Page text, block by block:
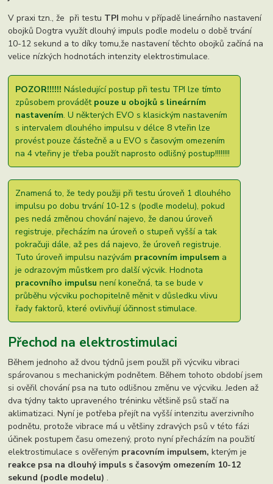
V praxi tzn., že při testu TPImohu v případě lineárního nastavení
obojků Dogtra využít dlouhý impuls podle modelu o době trvání
10-12 sekund a to díky tomu,že nastavení těchto obojků začíná na
velice nízkých hodnotách intenzity elektrostimulace.
POZOR!!!!!!Následující postup při testu TPI lze tímto
způsobem provádět pouze u obojků s lineárním
nastavením. U některých EVO s klasickým nastavením
s intervalem dlouhého impulsu v délce 8 vteřin lze
provést pouze částečně a u EVO s časovým omezením
na 4 vteřiny je třeba použít naprosto odlišný postup!!!!!!!!
Znamená to, že tedy použiji při testu úroveň 1 dlouhého
impulsu po dobu trvání 10-12 s (podle modelu), pokud
pes nedá změnou chování najevo, že danou úroveň
registruje, přecházím na úroveň o stupeň vyšší a tak
pokračuji dále, až pes dá najevo, že úroveň registruje.
Tuto úroveň impulsu nazývám pracovním impulsem a
je odrazovým můstkem pro další výcvik. Hodnota
pracovního impulsu není konečná, ta se bude v
průběhu výcviku pochopitelně měnit v důsledku vlivu
řady faktorů, které ovlivňují účinnost stimulace.
Přechod na elektrostimulaci
Během jednoho až dvou týdnů jsem použil při výcviku vibraci
spárovanou s mechanickým podnětem. Během tohoto období jsem
si ověřil chování psa na tuto odlišnou změnu ve výcviku. Jeden až
dva týdny takto upraveného tréninku většině psů stačí na
aklimatizaci. Nyní je potřeba přejít na vyšší intenzitu averzivního
podnětu, protože vibrace má u většiny zdravých psů v této fázi
účinek postupem času omezený, proto nyní přecházím na použití
elektrostimulace s ověřeným pracovním impulsem,kterým je
reakce psa na dlouhý impuls s časovým omezením 10-12
sekund (podle modelu).